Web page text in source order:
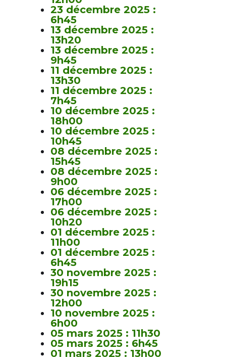
23 décembre 2025 :
6h45
13 décembre 2025 :
13h20
13 décembre 2025 :
9h45
11 décembre 2025 :
13h30
11 décembre 2025 :
7h45
10 décembre 2025 :
18h00
10 décembre 2025 :
10h45
08 décembre 2025 :
15h45
08 décembre 2025 :
9h00
06 décembre 2025 :
17h00
06 décembre 2025 :
10h20
01 décembre 2025 :
11h00
01 décembre 2025 :
6h45
30 novembre 2025 :
19h15
30 novembre 2025 :
12h00
10 novembre 2025 :
6h00
05 mars 2025 : 11h30
05 mars 2025 : 6h45
01 mars 2025 : 13h00